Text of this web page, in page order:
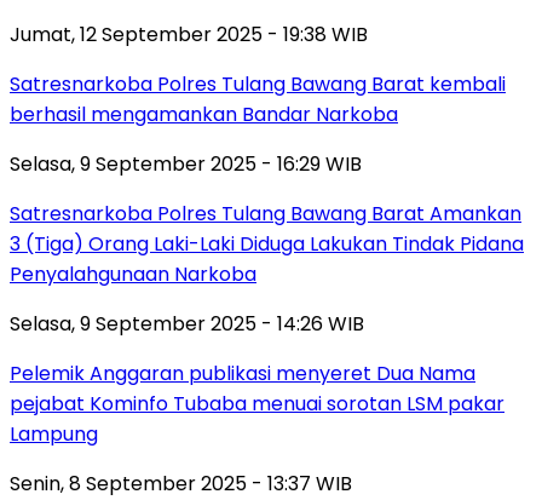
Jumat, 12 September 2025 - 19:38 WIB
Satresnarkoba Polres Tulang Bawang Barat kembali
berhasil mengamankan Bandar Narkoba
Selasa, 9 September 2025 - 16:29 WIB
Satresnarkoba Polres Tulang Bawang Barat Amankan
3 (Tiga) Orang Laki-Laki Diduga Lakukan Tindak Pidana
Penyalahgunaan Narkoba
Selasa, 9 September 2025 - 14:26 WIB
Pelemik Anggaran publikasi menyeret Dua Nama
pejabat Kominfo Tubaba menuai sorotan LSM pakar
Lampung
Senin, 8 September 2025 - 13:37 WIB